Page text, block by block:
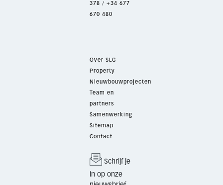
378 / +34 677
670 480
Over SLG
Property
Nieuwbouwprojecten
Team en
partners
Samenwerking
Sitemap
Contact
Schrijf je
in op onze